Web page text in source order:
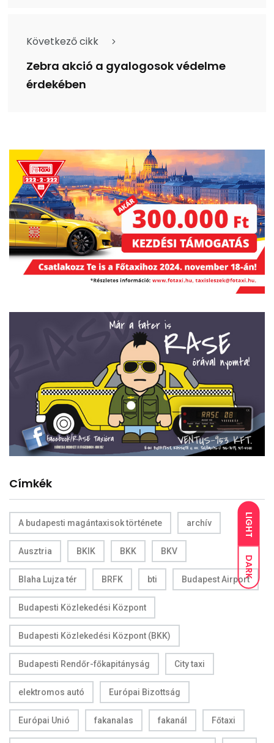
LIGHT
DARK
Következő cikk
Zebra akció a gyalogosok védelme
érdekében
Címkék
A budapesti magántaxisok története archív
Ausztria BKIK BKK BKV
Blaha Lujza tér BRFK bti Budapest Airport
Budapesti Közlekedési Központ
Budapesti Közlekedési Központ (BKK)
Budapesti Rendőr-főkapitányság City taxi
elektromos autó Európai Bizottság
Európai Unió fakanalas fakanál Főtaxi